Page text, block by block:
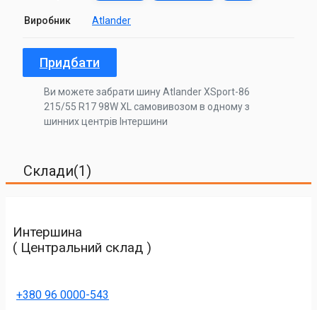
Виробник Atlander
Придбати
Ви можете забрати шину Atlander XSport-86
215/55 R17 98W XL самовивозом в одному з
шинних центрів Інтершини
Склади(1)
Интершина
( Центральний склад )
+380 96 0000-543